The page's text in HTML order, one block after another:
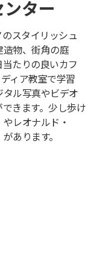
ター
スタイリッシュ
物、街角の庭
たりの良いカフ
ィア教室で学習
ル写真やビデオ
きます。少し歩け
レオナルド・
あります。